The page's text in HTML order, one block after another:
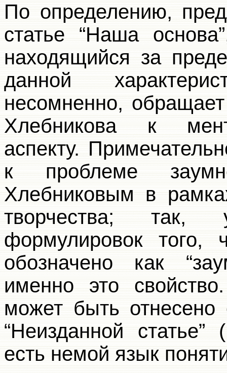
По определению,
статье “Наша
находящийся за
данной
несомненно,
Хлебникова к
аспекту.
к проблеме
Хлебниковым в
творчества;
формулировок того,
обозначено как
именно это
может быть отнесено
“Неизданной
есть немой язык